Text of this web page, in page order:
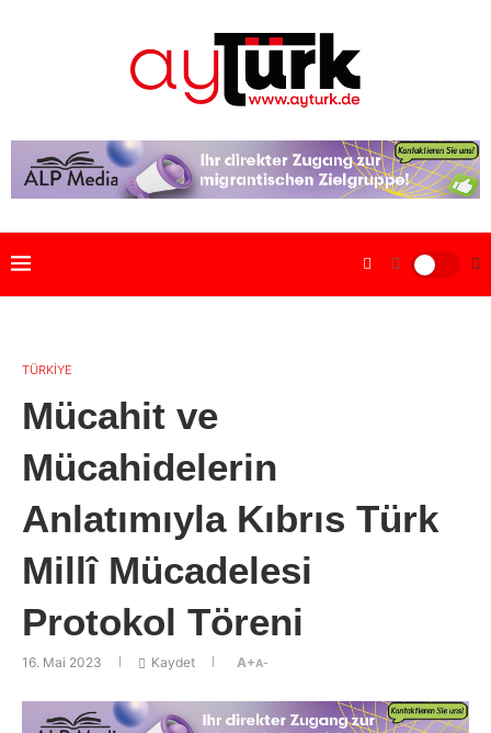
TÜRKİYE
Mücahit ve
Mücahidelerin
Anlatımıyla Kıbrıs Türk
Millî Mücadelesi
Protokol Töreni
16. Mai 2023 Kaydet A+A-